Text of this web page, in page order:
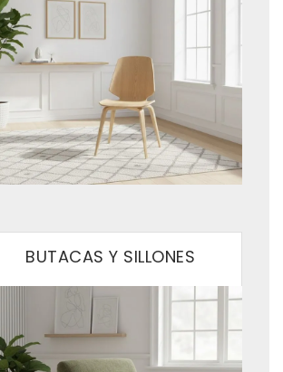
BUTACAS Y SILLONES